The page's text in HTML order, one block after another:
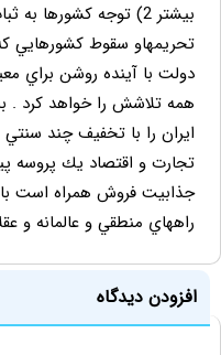
دولت با آينده روشن براي
همه تلاشش را خواهد كرد .
ايران را با تخفيف چند سنتي
تجارت و اقتصاد يك پروسه
جذابيت فروش همراه است
راههاي منطقي و عالمانه و
افزودن دیدگاه